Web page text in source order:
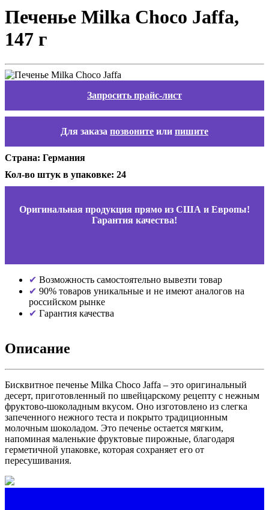
Печенье Milka Choco Jaffa,
147 г
Запросить прайс-лист
Для заказа позвоните или пишите
Страна: Германия
Кол-во штук в упаковке: 24
Оригинальная продукция прямо из США и Европы!
Гарантия качества!
Возможность самостоятельно вывезти товар
90% товаров уникальные и не имеют аналогов на
российском рынке
Гарантия качества
Описание
Бисквитное печенье Milka Choco Jaffa – это оригинальный
десерт, приготовленный по швейцарскому рецепту с нежным
фруктово-шоколадным вкусом. Оно изготовлено из слегка
запеченного нежного теста и покрыто традиционным
молочным шоколадом. Это печенье остается мягким,
напоминая маленькие фруктовые пирожные, благодаря
герметичной упаковке, которая сохраняет его от
пересушивания.